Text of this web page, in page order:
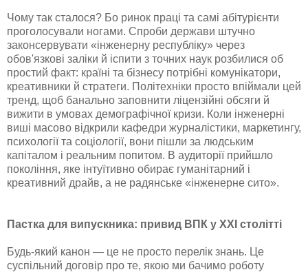
Чому так сталося? Бо ринок праці та самі абітурієнти
проголосували ногами. Спроби держави штучно
законсервувати «інженерну республіку» через
обов'язкові заліки й іспити з точних наук розбилися об
простий факт: країні та бізнесу потрібні комунікатори,
креативники й стратеги. Політехніки просто впіймали цей
тренд, щоб банально заповнити ліцензійні обсяги й
вижити в умовах демографічної кризи. Коли інженерні
виші масово відкрили кафедри журналістики, маркетингу,
психології та соціології, вони пішли за людським
капіталом і реальним попитом. В аудиторії прийшло
покоління, яке інтуїтивно обирає гуманітарний і
креативний драйв, а не радянське «інженерне сито».
Пастка для випускника: привид ВПК у XXI столітті
Будь-який канон — це не просто перелік знань. Це
суспільний договір про те, якою ми бачимо роботу